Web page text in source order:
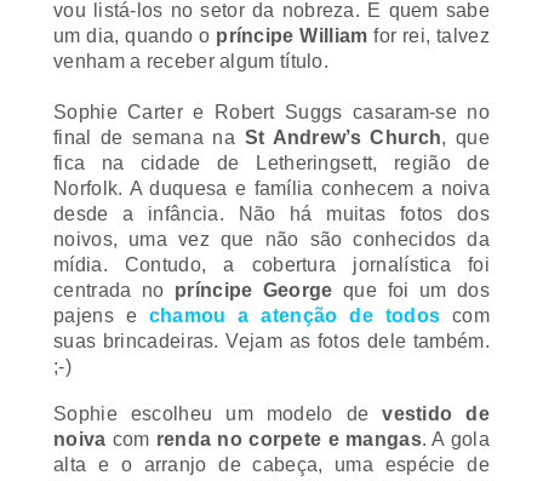
um dia, quando opríncipe William for rei, talvez
venham a receber algum título.
final de semana naSt Andrew’s Church, que
fica na cidade de Letheringsett, região de
Norfolk. A duquesa e família conhecem a noiva
desde a infância.Não há muitas fotos dos
noivos, uma vez que não são conhecidos da
mídia. Contudo, a cobertura jornalística foi
centrada nopríncipe Georgeque foi um dos
pajens echamou a atenção de todoscom
suas brincadeiras. Vejam as fotos dele também.
;-)
noivacomrenda no corpete e mangas. A gola
alta e o arranjo de cabeça, uma espécie de
fascinator que relembra uma tiara, com certeza